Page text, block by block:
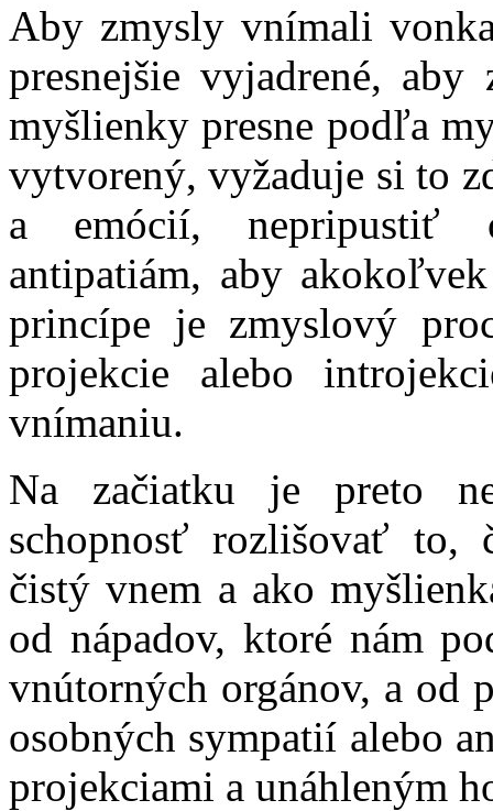
Aby zmysly vnímali
presnejšie vyjadrené,
myšlienky presne podľa
vytvorený, vyžaduje si to
a emócií, nepripustiť
antipatiám, aby
princípe je zmyslový
projekcie alebo
vnímaniu.
Na začiatku je preto
schopnosť rozlišovať to,
čistý vnem a ako
od nápadov, ktoré nám
vnútorných orgánov, a od
osobných sympatií alebo
projekciami a unáhleným